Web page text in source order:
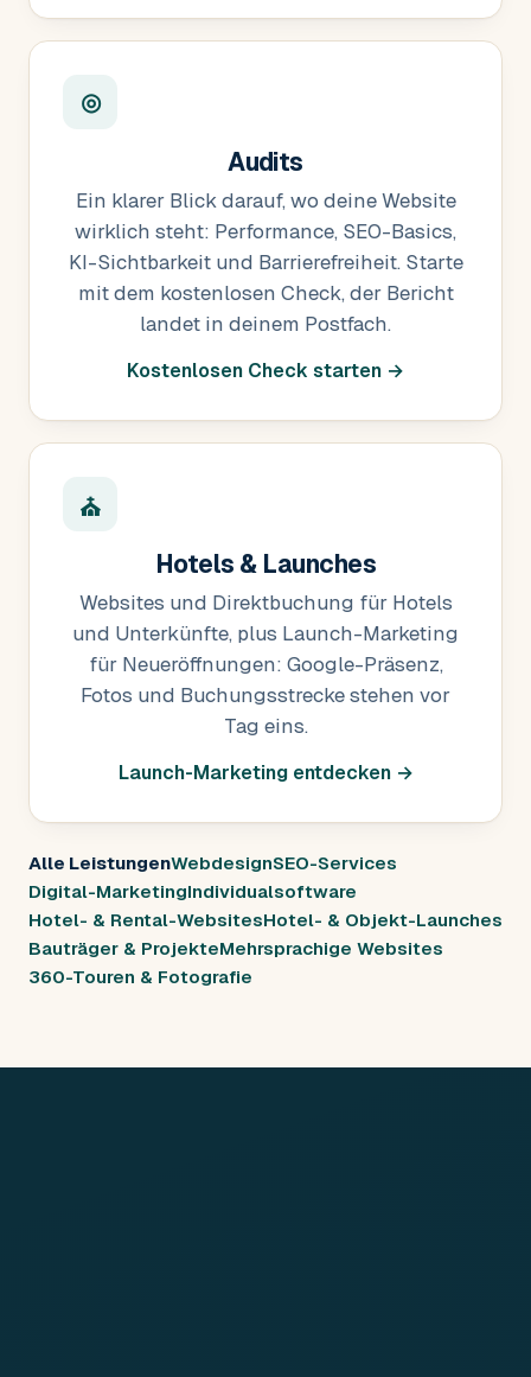
◎
Audits
Ein klarer Blick darauf, wo deine Website
wirklich steht: Performance, SEO-Basics,
KI-Sichtbarkeit und Barrierefreiheit. Starte
mit dem kostenlosen Check, der Bericht
landet in deinem Postfach.
Kostenlosen Check starten →
⛪
Hotels & Launches
Websites und Direktbuchung für Hotels
und Unterkünfte, plus Launch-Marketing
für Neueröffnungen: Google-Präsenz,
Fotos und Buchungsstrecke stehen vor
Tag eins.
Launch-Marketing entdecken →
Alle LeistungenWebdesignSEO-Services
Digital-MarketingIndividualsoftware
Hotel- & Rental-WebsitesHotel- & Objekt-Launches
Bauträger & ProjekteMehrsprachige Websites
360-Touren & Fotografie